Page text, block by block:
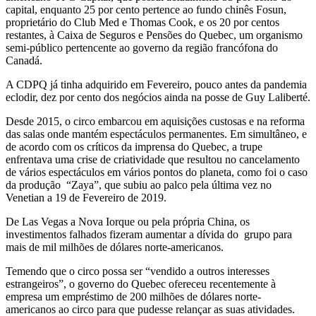
capital, enquanto 25 por cento pertence ao fundo chinês Fosun,
proprietário do Club Med e Thomas Cook, e os 20 por centos
restantes, à Caixa de Seguros e Pensões do Quebec, um organismo
semi-público pertencente ao governo da região francófona do
Canadá.
A CDPQ já tinha adquirido em Fevereiro, pouco antes da pandemia
eclodir, dez por cento dos negócios ainda na posse de Guy Laliberté.
Desde 2015, o circo embarcou em aquisições custosas e na reforma
das salas onde mantém espectáculos permanentes. Em simultâneo, e
de acordo com os críticos da imprensa do Quebec, a trupe
enfrentava uma crise de criatividade que resultou no cancelamento
de vários espectáculos em vários pontos do planeta, como foi o caso
da produção “Zaya”, que subiu ao palco pela última vez no
Venetian a 19 de Fevereiro de 2019.
De Las Vegas a Nova Iorque ou pela própria China, os
investimentos falhados fizeram aumentar a dívida do grupo para
mais de mil milhões de dólares norte-americanos.
Temendo que o circo possa ser “vendido a outros interesses
estrangeiros”, o governo do Quebec ofereceu recentemente à
empresa um empréstimo de 200 milhões de dólares norte-
americanos ao circo para que pudesse relançar as suas atividades.